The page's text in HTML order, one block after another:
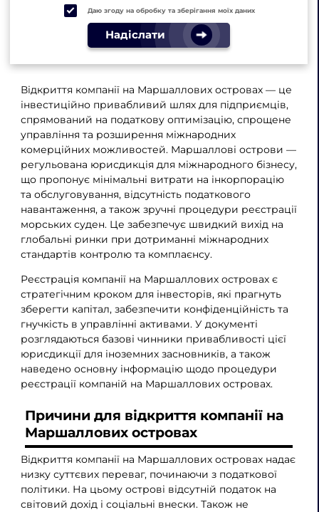
Даю згоду на обробку та зберігання моїх даних
Надіслати
Відкриття компанії на Маршаллових островах — це
інвестиційно привабливий шлях для підприємців,
спрямований на податкову оптимізацію, спрощене
управління та розширення міжнародних
комерційних можливостей. Маршаллові острови —
регульована юрисдикція для міжнародного бізнесу,
що пропонує мінімальні витрати на інкорпорацію
та обслуговування, відсутність податкового
навантаження, а також зручні процедури реєстрації
морських суден. Це забезпечує швидкий вихід на
глобальні ринки при дотриманні міжнародних
стандартів контролю та комплаєнсу.
Реєстрація компанії на Маршаллових островах є
стратегічним кроком для інвесторів, які прагнуть
зберегти капітал, забезпечити конфіденційність та
гнучкість в управлінні активами. У документі
розглядаються базові чинники привабливості цієї
юрисдикції для іноземних засновників, а також
наведено основну інформацію щодо процедури
реєстрації компаній на Маршаллових островах.
Причини для відкриття компанії на
Маршаллових островах
Відкриття компанії на Маршаллових островах надає
низку суттєвих переваг, починаючи з податкової
політики. На цьому острові відсутній податок на
світовий дохід і соціальні внески. Також не